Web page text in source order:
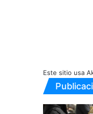
Este sitio usa